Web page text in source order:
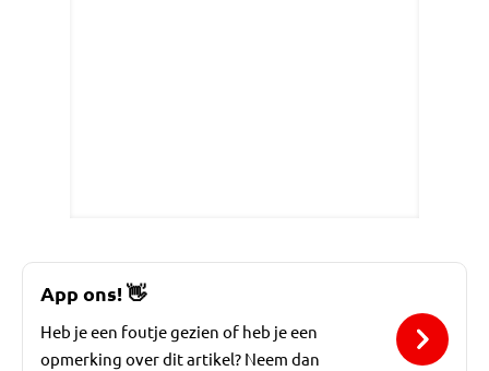
App ons! 👋
Heb je een foutje gezien of heb je een
opmerking over dit artikel? Neem dan